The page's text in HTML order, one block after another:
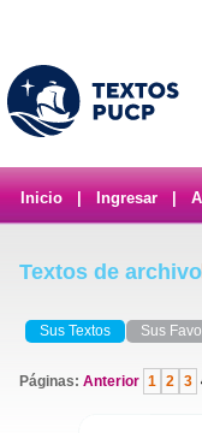
Inicio Ingresar
Textos de archivo
Sus Textos Sus
Páginas: Anterior 1 2 3